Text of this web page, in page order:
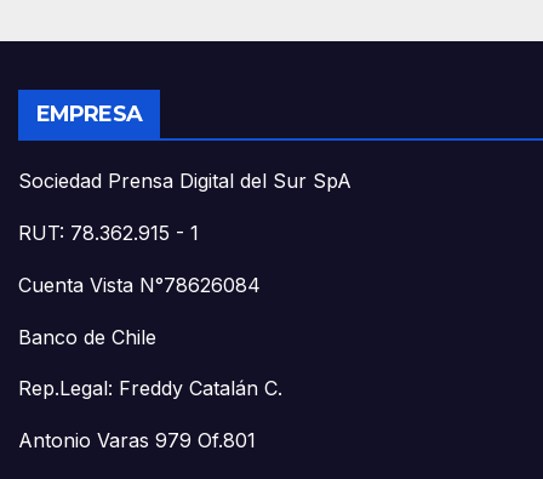
EMPRESA
Sociedad Prensa Digital del Sur SpA
RUT: 78.362.915 - 1
Cuenta Vista N°78626084
Banco de Chile
Rep.Legal: Freddy Catalán C.
Antonio Varas 979 Of.801